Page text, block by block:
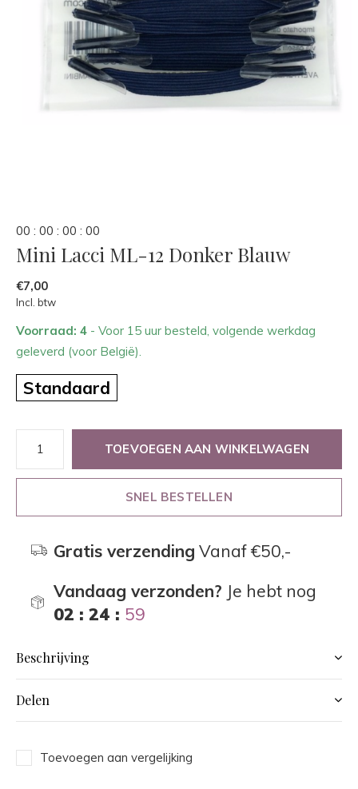
00 : 00 : 00 : 00
Mini Lacci ML-12 Donker Blauw
€7,00
Incl. btw
Voorraad: 4 - Voor 15 uur besteld, volgende werkdag
geleverd (voor België).
Standaard
TOEVOEGEN AAN WINKELWAGEN
SNEL BESTELLEN
Gratis verzending Vanaf €50,-
Vandaag verzonden? Je hebt nog
02 : 24 : 59
Beschrijving
Delen
Toevoegen aan vergelijking